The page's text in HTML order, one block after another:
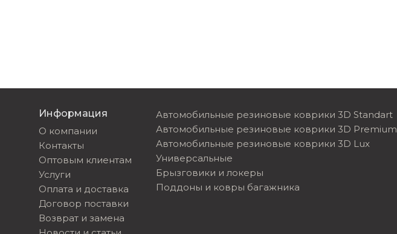
Информация
О компании
Контакты
Оптовым клиентам
Услуги
Оплата и доставка
Договор поставки
Возврат и замена
Автомобильные резиновые коврики 3D Standart
Автомобильные резиновые коврики 3D Premium
Автомобильные резиновые коврики 3D Lux
Универсальные
Брызговики и локеры
Поддоны и ковры багажника